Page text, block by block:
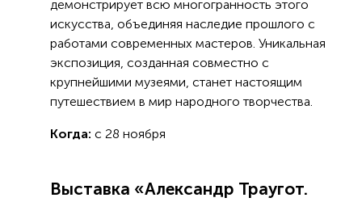
демонстрирует всю многогранность этого
искусства, объединяя наследие прошлого с
работами современных мастеров. Уникальная
экспозиция, созданная совместно с
крупнейшими музеями, станет настоящим
путешествием в мир народного творчества.
Когда: с 28 ноября
Выставка «Александр Траугот.